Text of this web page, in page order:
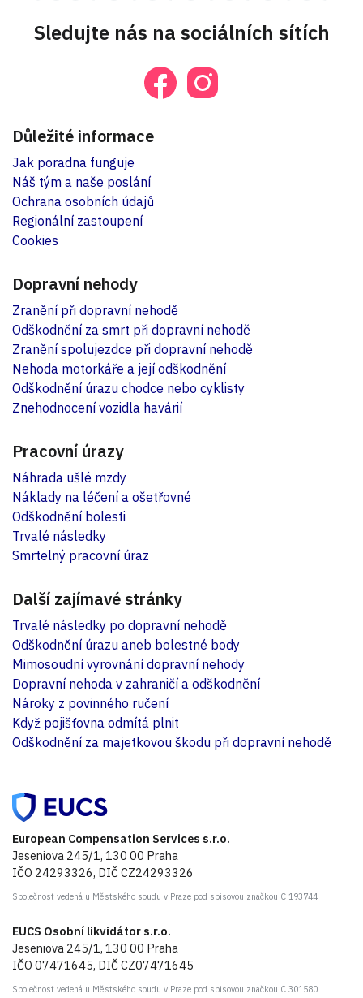
Sledujte nás na sociálních sítích
Důležité informace
Jak poradna funguje
Náš tým a naše poslání
Ochrana osobních údajů
Regionální zastoupení
Cookies
Dopravní nehody
Zranění při dopravní nehodě
Odškodnění za smrt při dopravní nehodě
Zranění spolujezdce při dopravní nehodě
Nehoda motorkáře a její odškodnění
Odškodnění úrazu chodce nebo cyklisty
Znehodnocení vozidla havárií
Pracovní úrazy
Náhrada ušlé mzdy
Náklady na léčení a ošetřovné
Odškodnění bolesti
Trvalé následky
Smrtelný pracovní úraz
Další zajímavé stránky
Trvalé následky po dopravní nehodě
Odškodnění úrazu aneb bolestné body
Mimosoudní vyrovnání dopravní nehody
Dopravní nehoda v zahraničí a odškodnění
Nároky z povinného ručení
Když pojišťovna odmítá plnit
Odškodnění za majetkovou škodu při dopravní nehodě
European Compensation Services s.r.o.
Jeseniova 245/1, 130 00 Praha
IČO 24293326, DIČ CZ24293326
Společnost vedená u Městského soudu v Praze pod spisovou značkou C 193744
EUCS Osobní likvidátor s.r.o.
Jeseniova 245/1, 130 00 Praha
IČO 07471645, DIČ CZ07471645
Společnost vedená u Městského soudu v Praze pod spisovou značkou C 301580